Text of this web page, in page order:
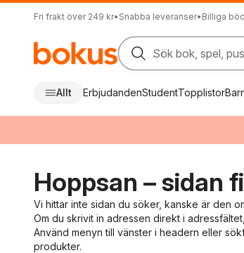
Fri frakt över 249 kr• Snabba leveranser• Billiga
Sök bok, spel,
Allt ErbjudandenStudentTopplistor
Hoppsan – sidan
Vi hittar inte sidan du söker, kanske är den
Om du skrivit in adressen direkt i
Använd menyn till vänster i headern eller
produkter.